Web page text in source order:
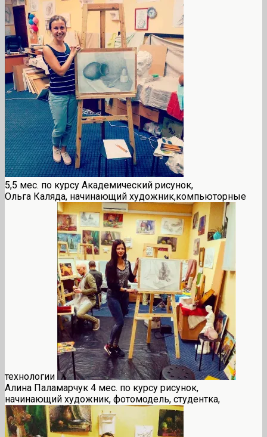
5,5 мес. по курсу Академический рисунок,
Ольга Каляда, начинающий художник,компьюторные
технологии
Алина Паламарчук 4 мес. по курсу рисунок,
начинающий художник, фотомодель, студентка,